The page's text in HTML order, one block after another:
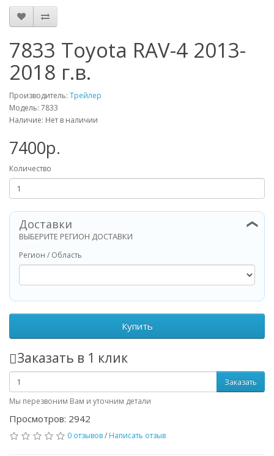
7833 Toyota RAV-4 2013-
2018 г.в.
Производитель: Трейлер
Модель: 7833
Наличие: Нет в наличии
7400р.
Количество
Доставки ❯
ВЫБЕРИТЕ РЕГИОН ДОСТАВКИ
Регион / Область
Купить
Заказать в 1 клик
Заказать
Мы перезвоним Вам и уточним детали
Просмотров: 2942
0 отзывов/ Написать отзыв